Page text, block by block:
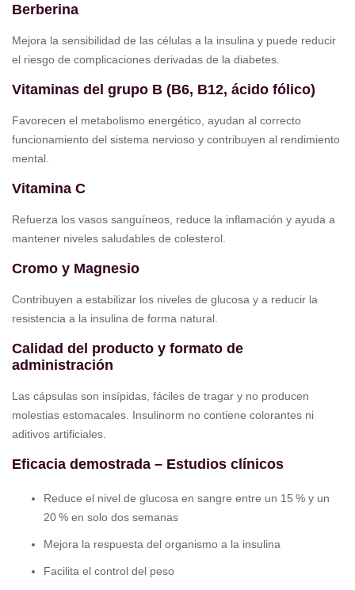
Berberina
Mejora la sensibilidad de las células a la insulina y puede reducir
el riesgo de complicaciones derivadas de la diabetes.
Vitaminas del grupo B (B6, B12, ácido fólico)
Favorecen el metabolismo energético, ayudan al correcto
funcionamiento del sistema nervioso y contribuyen al rendimiento
mental.
Vitamina C
Refuerza los vasos sanguíneos, reduce la inflamación y ayuda a
mantener niveles saludables de colesterol.
Cromo y Magnesio
Contribuyen a estabilizar los niveles de glucosa y a reducir la
resistencia a la insulina de forma natural.
Calidad del producto y formato de
administración
Las cápsulas son insípidas, fáciles de tragar y no producen
molestias estomacales. Insulinorm no contiene colorantes ni
aditivos artificiales.
Eficacia demostrada – Estudios clínicos
Reduce el nivel de glucosa en sangre entre un 15 % y un
20 % en solo dos semanas
Mejora la respuesta del organismo a la insulina
Facilita el control del peso